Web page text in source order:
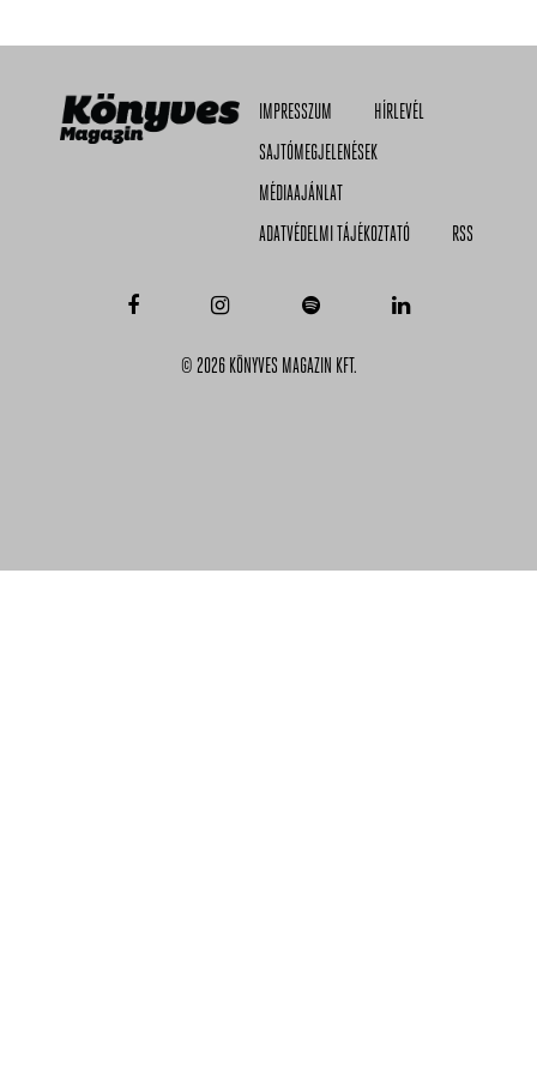
IMPRESSZUM
HÍRLEVÉL
SAJTÓMEGJELENÉSEK
MÉDIAAJÁNLAT
ADATVÉDELMI TÁJÉKOZTATÓ
RSS
© 2026 KÖNYVES MAGAZIN KFT.